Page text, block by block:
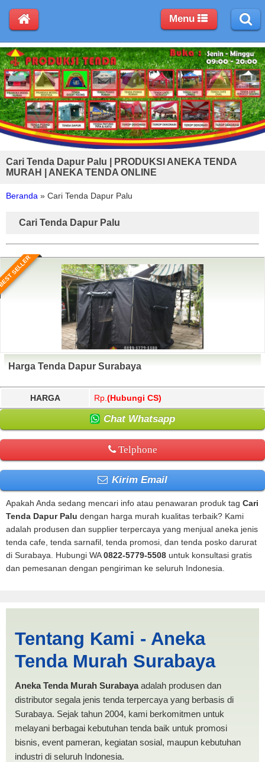
Cari Tenda Dapur Palu | PRODUKSI ANEKA TENDA
MURAH | ANEKA TENDA ONLINE
Beranda » Cari Tenda Dapur Palu
Cari Tenda Dapur Palu
SELLER
Harga Tenda Dapur Surabaya
HARGA Rp. (Hubungi CS)
Chat Whatsapp
Telphone
Kirim Email
Apakah Anda sedang mencari info atau penawaran produk tag Cari
Tenda Dapur Palu dengan harga murah kualitas terbaik? Kami
adalah produsen dan supplier terpercaya yang menjual aneka jenis
tenda cafe, tenda sarnafil, tenda promosi, dan tenda posko darurat
di Surabaya. Hubungi WA0822-5779-5508 untuk konsultasi gratis
dan pemesanan dengan pengiriman ke seluruh Indonesia.
PRODUKSI ANEKA TENDA
MURAH
Tentang Kami - Aneka
Tenda Murah Surabaya
Aneka Tenda Murah Surabayaadalah produsen dan
distributor segala jenis tenda terpercaya yang berbasis di
Surabaya. Sejak tahun 2004, kami berkomitmen untuk
melayani berbagai kebutuhan tenda baik untuk promosi
bisnis, event pameran, kegiatan sosial, maupun kebutuhan
industri di seluruh Indonesia.
Menu